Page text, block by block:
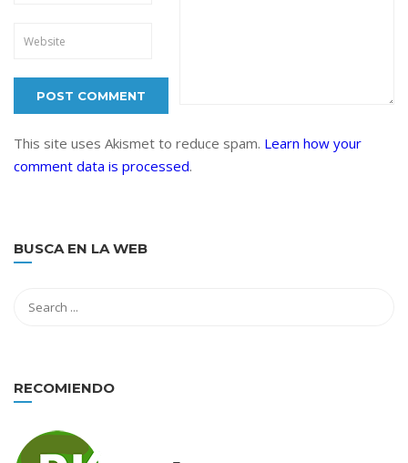
This site uses Akismet to reduce spam. Learn how your
comment data is processed.
BUSCA EN LA WEB
RECOMIENDO